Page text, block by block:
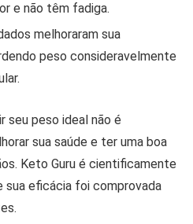
e não têm fadiga.
melhoraram sua
peso consideravelmente
seu peso ideal não é
sua saúde e ter uma boa
Keto Guru é cientificamente
sua eficácia foi comprovada